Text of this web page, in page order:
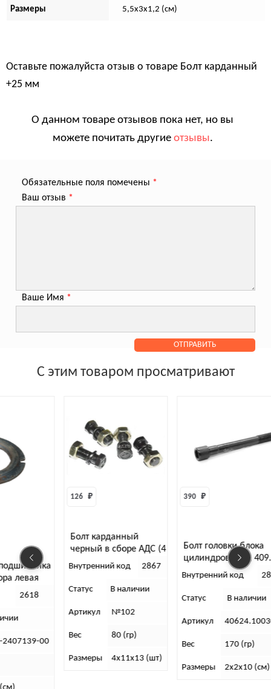
Размеры 5,5х3х1,2 (см)
Оставьте пожалуйста отзыв о товаре Болт карданный
+25 мм
О данном товаре отзывов пока нет, но вы
можете почитать другие отзывы.
Обязательные поля помечены *
Ваш отзыв *
Ваше Имя *
С этим товаром просматривают
в сборе АДС (4
код 2867
4х11х13 (шт)
Болт головки блока
цилиндров, 405, 409.
2837
В наличии
40624.1003050
2х2х10 (см)
Болт-
М14х1,5
Внутренний
Статус
Артикул
Вес